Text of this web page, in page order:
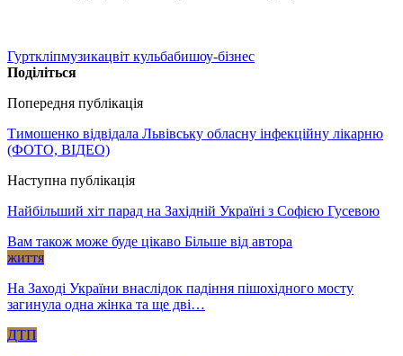
Гурткліпмузикацвіт кульбабишоу-бізнес
Поділіться
Попередня публікація
Тимошенко відвідала Львівську обласну інфекційну лікарню
(ФОТО, ВІДЕО)
Наступна публікація
Найбільший хіт парад на Західній Україні з Софією Гусевою
Вам також може буде цікаво Більше від автора
життя
На Заході України внаслідок падіння пішохідного мосту
загинула одна жінка та ще дві…
ДТП